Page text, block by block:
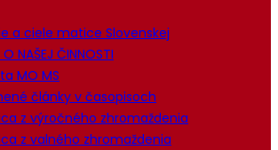
a ciele matice Slovenskej
O NAŠEJ ČINNOSTI
MO MS
články v časopisoch
z výročného zhromaždenia
z valného zhromaždenia